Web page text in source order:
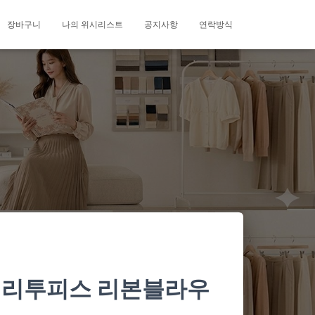
장바구니 나의 위시리스트 공지사항 연락방식
투피스 리본블라우